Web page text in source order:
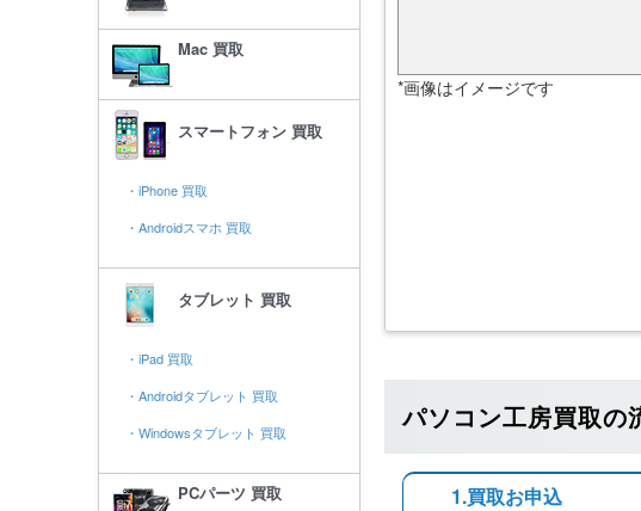
*画像はイメージです
パソコン工房買取の
1.買取お申込
Mac 買取
スマートフォン 買取
・iPhone 買取
・Androidスマホ 買取
タブレット 買取
・iPad 買取
・Androidタブレット 買取
・Windowsタブレット 買取
PCパーツ 買取